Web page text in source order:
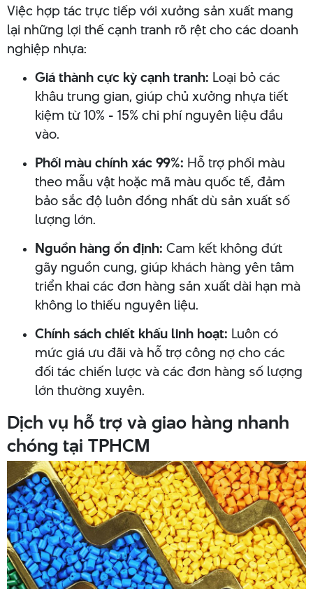
Việc hợp tác trực tiếp với xưởng sản xuất mang
lại những lợi thế cạnh tranh rõ rệt cho các doanh
nghiệp nhựa:
Giá thành cực kỳ cạnh tranh: Loại bỏ các
khâu trung gian, giúp chủ xưởng nhựa tiết
kiệm từ 10% - 15% chi phí nguyên liệu đầu
vào.
Phối màu chính xác 99%: Hỗ trợ phối màu
theo mẫu vật hoặc mã màu quốc tế, đảm
bảo sắc độ luôn đồng nhất dù sản xuất số
lượng lớn.
Nguồn hàng ổn định: Cam kết không đứt
gãy nguồn cung, giúp khách hàng yên tâm
triển khai các đơn hàng sản xuất dài hạn mà
không lo thiếu nguyên liệu.
Chính sách chiết khấu linh hoạt: Luôn có
mức giá ưu đãi và hỗ trợ công nợ cho các
đối tác chiến lược và các đơn hàng số lượng
lớn thường xuyên.
Dịch vụ hỗ trợ và giao hàng nhanh
chóng tại TPHCM